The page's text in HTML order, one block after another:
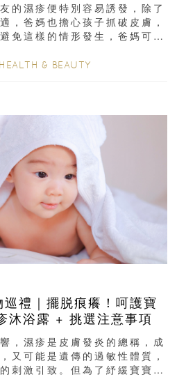
的濕疹便特別容易誘發，除了
，爸媽也擔心孩子抓破皮膚，
免這樣的情形發生，爸媽可多
HEALTH & BEAUTY
禮｜擺脱痕癢！呵護寶
沐浴露 + 挑選注意事項
，濕疹是皮膚發炎的總稱，成
又可能是遺傳的過敏性體質，
刺激引致。但為了紓緩寶寶的